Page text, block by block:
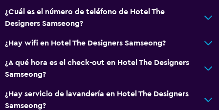
¿Cuál es el número de teléfono de Hotel The
Designers Samseong?
¿Hay wifi en Hotel The Designers Samseong?
¿A qué hora es el check-out en Hotel The Designers
Samseong?
¿Hay servicio de lavandería en Hotel The Designers
Samseong?